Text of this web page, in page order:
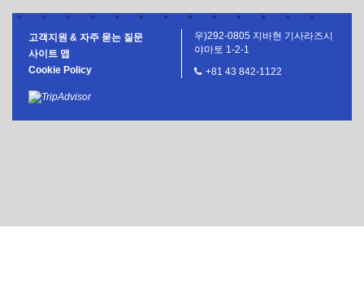
고객지원 & 자주 묻는 질문
사이트 맵
Cookie Policy
우)292-0805 지바현 기사라즈시
야마토 1-2-1
+81 43 842-1122